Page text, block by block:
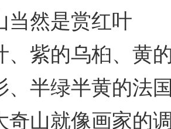
当然是赏红叶
、紫的乌桕、黄
、半绿半黄的法
奇山就像画家的